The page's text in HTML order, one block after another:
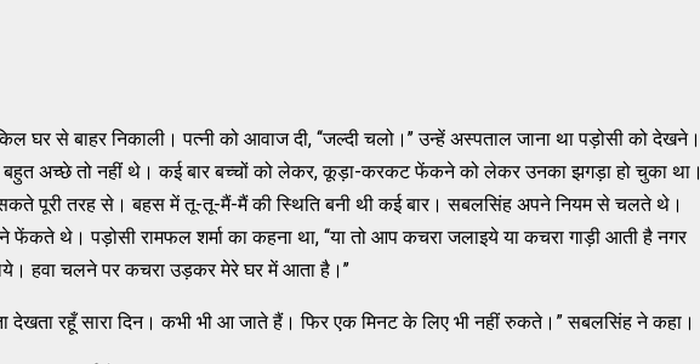
घर से बाहर निकाली। पत्नी को आवाज दी, ‘‘जल्दी चलो।’’ उन्हें अस्पताल जाना था पड़ोसी को देखने।
अच्छे तो नहीं थे। कई बार बच्चों को लेकर, कूड़ा-करकट फेंकने को लेकर उनका झगड़ा हो चुका था।
पूरी तरह से। बहस में तू-तू-मैं-मैं की स्थिति बनी थी कई बार। सबलसिंह अपने नियम से चलते थे।
थे। पड़ोसी रामफल शर्मा का कहना था, ‘‘या तो आप कचरा जलाइये या कचरा गाड़ी आती है नगर
हवा चलने पर कचरा उड़कर मेरे घर में आता है।’’
देखता रहूँ सारा दिन। कभी भी आ जाते हैं। फिर एक मिनट के लिए भी नहीं रुकते।” सबलसिंह ने कहा।